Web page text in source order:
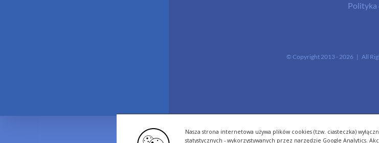
Nasza strona internetowa używa plików cookies (tzw. ciasteczka)
statystycznych - wykorzystywanych przez narzędzie Google Analytics.
Polityka
© Copyright 2013 - 2026 | All